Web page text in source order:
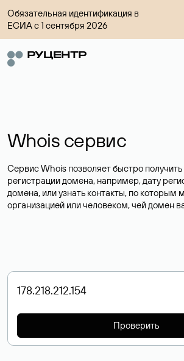
Обязательная идентификация в
ЕСИА с 1 сентября 2026
Whois сервис
Сервис Whois позволяет быстро
регистрации домена, например, дату
домена, или узнать контакты, по которым
организацией или человеком, чей домен
Проверить